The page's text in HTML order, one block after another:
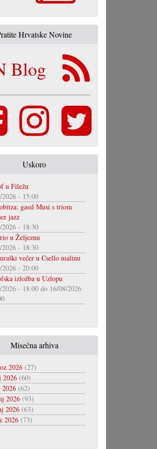
Hrvatske Novine
Blog
Uskoro
u Filežu
2026 - 15:00
gassl Musi s triom
jazz
2026 - 18:30
u Željeznu
2026 - 18:30
večer u Csello malinu
2026 - 20:00
izložba u Uzlopu
2026 - 18:00do 16/08/2026
Misečna arhiva
2026(27)
2026(60)
(62)
2026(93)
2026(63)
2026(73)